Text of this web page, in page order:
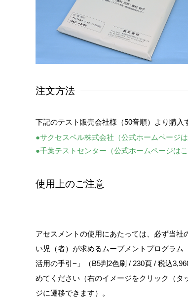
注文方法
下記のテスト販売会社様（50音順）より購入
●サクセスベル株式会社（公式ホームページは
●千葉テストセンター（公式ホームページはこ
使用上のご注意
アセスメントの使用にあたっては、必ず当
い児（者）が求めるムーブメントプログラ
活用の手引−」（B5判2色刷 / 230頁 / 税込
めてください（右のイメージをクリック（タ
ジに遷移できます）。